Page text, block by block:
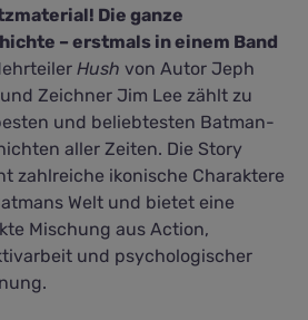
Die ganze
– erstmals in einem Band
Hush von Autor Jeph
Zeichner Jim Lee zählt zu
und beliebtesten Batman-
aller Zeiten. Die Story
zahlreiche ikonische Charaktere
Welt und bietet eine
Mischung aus Action,
und psychologischer